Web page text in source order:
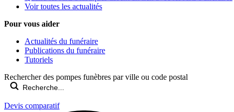
Voir toutes les actualités
Pour vous aider
Actualités du funéraire
Publications du funéraire
Tutoriels
Rechercher des pompes funèbres par ville ou code postal
Devis comparatif